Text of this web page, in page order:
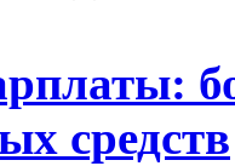
средств